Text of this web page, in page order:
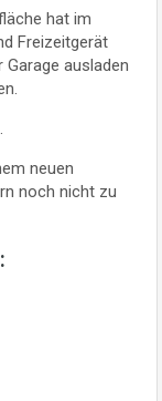
hat im
Freizeitgerät
ausladen
neuen
noch nicht zu